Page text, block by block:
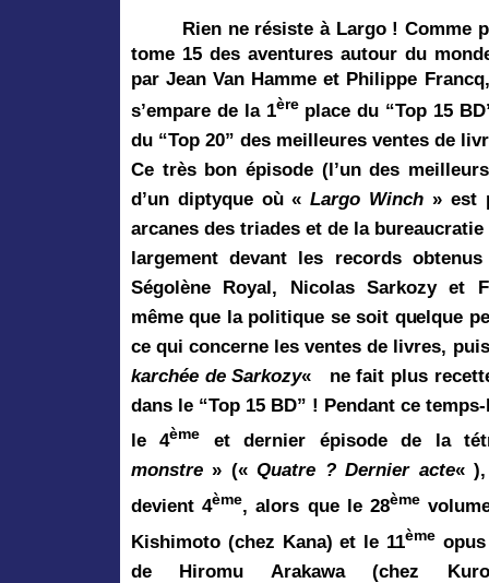
Rien ne résiste à Largo ! Comme
tome 15 des aventures autour du
par Jean Van Hamme et Philippe
s’empare de la 1èreplace du “Top 15
du “Top 20” des meilleures ventes de
Ce très bon épisode (l’un des
d’un diptyque où«Largo Winch » est
arcanes des triades et de la
largement devant les records
Ségolène Royal, Nicolas Sarkozy et
même que la politique se soit quelque
ce qui concerne les ventes de livres,
karchée de Sarkozy« ne fait plus
dans le “Top 15 BD” ! Pendant ce
le 4ème
et dernier épisode de la
monstre » («Quatre ? Dernier acte«
devient 4ème, alors quele 28ème
Kishimoto (chez Kana) et le 11ème
de Hiromu Arakawa (chez